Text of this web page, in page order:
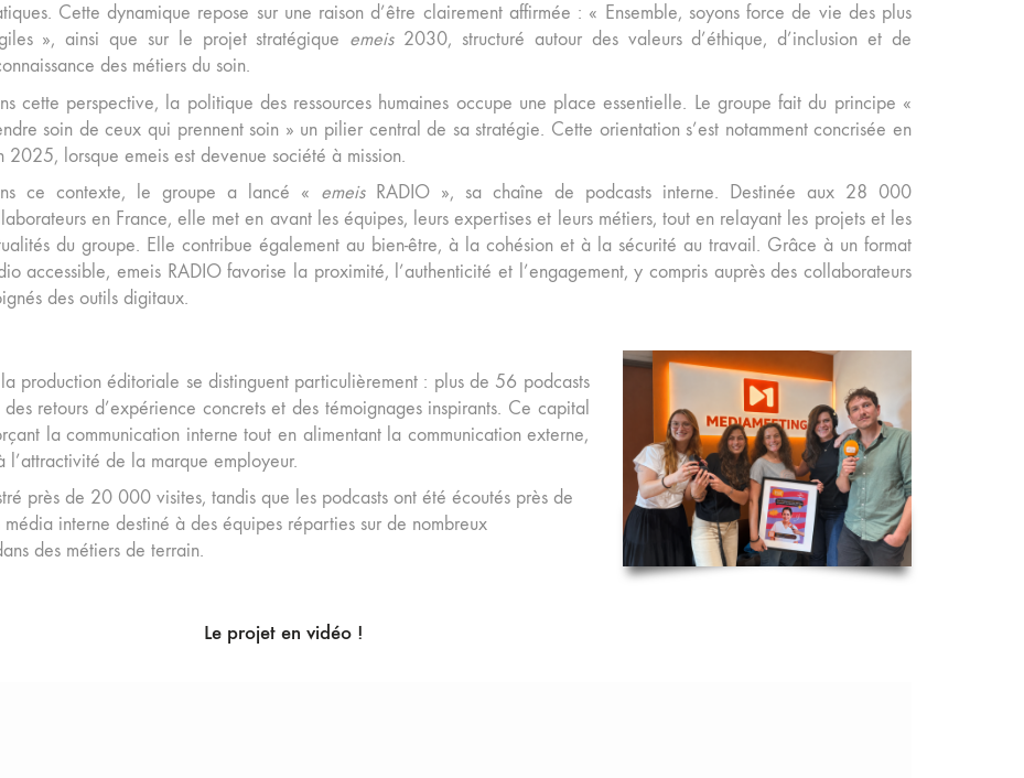
Cette dynamique repose sur une raison d’être clairement affirmée : « Ensemble, soyons force de vie des plus
», ainsi que sur le projet stratégique emeis2030, structuré autour des valeurs d’éthique, d’inclusion et de
des métiers du soin.
cette perspective, la politique des ressources humaines occupe une place essentielle. Le groupe fait du principe «
soin de ceux qui prennent soin » un pilier central de sa stratégie. Cette orientation s’est notamment concrisée en
2025, lorsque emeis est devenue société à mission.
ce contexte, le groupe a lancé « emeisRADIO », sa chaîne de podcasts interne. Destinée aux 28 000
en France, elle met en avant les équipes, leurs expertises et leurs métiers, tout en relayant les projets et les
du groupe. Elle contribue également au bien-être, à la cohésion et à la sécurité au travail. Grâce à un format
accessible, emeis RADIO favorise la proximité, l’authenticité et l’engagement, y compris auprès des collaborateurs
des outils digitaux.
production éditoriale se distinguent particulièrement : plus de 56 podcasts
retours d’expérience concrets et des témoignages inspirants. Ce capital
la communication interne tout en alimentant la communication externe,
l’attractivité de la marque employeur.
près de 20 000 visites, tandis que les podcasts ont été écoutés près de
interne destiné à des équipes réparties sur de nombreux
des métiers de terrain.
Le projet en vidéo !